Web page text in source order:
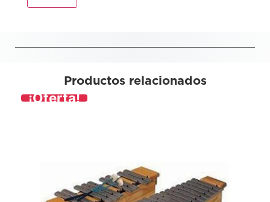
Productos relacionados
¡Oferta!